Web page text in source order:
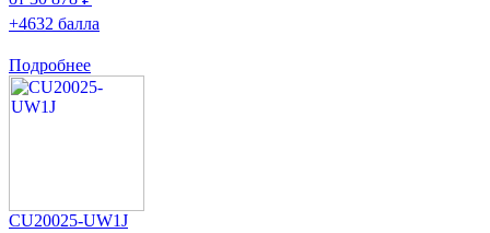
+4632 балла
Подробнее
CU20025-UW1J